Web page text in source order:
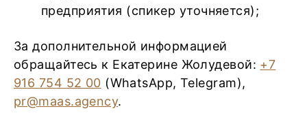
предприятия (спикер уточняется);
За дополнительной информацией
обращайтесь к Екатерине Жолудевой: +7
916 754 52 00 (WhatsApp, Telegram),
pr@maas.agency.